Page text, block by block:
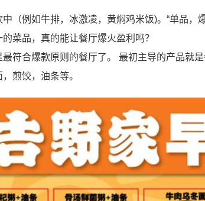
（例如牛排，冰激凌，黄焖鸡米饭)。“单品，
菜品，真的能让餐厅爆火盈利吗？
符合爆款原则的餐厅了。 最初主导的产品就
煎饺，油条等。